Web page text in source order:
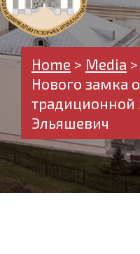
Home > Media >
Нового замка
Эльяшевич